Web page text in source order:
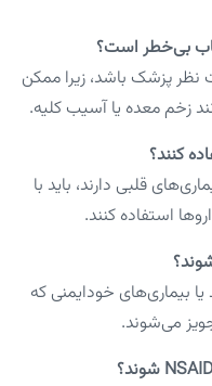
بی‌خطر است؟
پزشک باشد، زیرا ممکن
زخم معده یا آسیب کلیه.
قلبی دارند، باید با
استفاده کنند.
بیماری‌های خودایمنی که